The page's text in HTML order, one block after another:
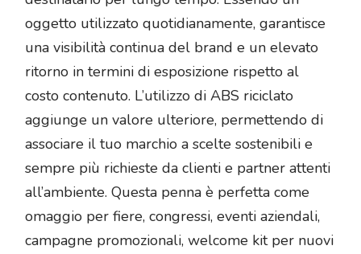
oggetto utilizzato quotidianamente, garantisce
una visibilità continua del brand e un elevato
ritorno in termini di esposizione rispetto al
costo contenuto. L’utilizzo di ABS riciclato
aggiunge un valore ulteriore, permettendo di
associare il tuo marchio a scelte sostenibili e
sempre più richieste da clienti e partner attenti
all’ambiente. Questa penna è perfetta come
omaggio per fiere, congressi, eventi aziendali,
campagne promozionali, welcome kit per nuovi